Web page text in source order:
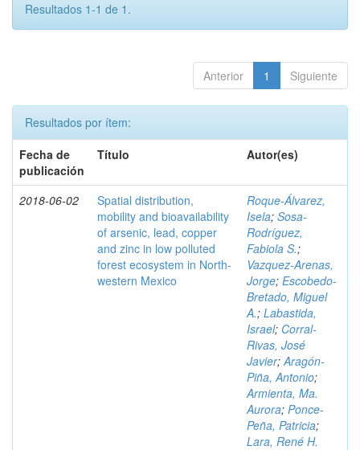
Resultados 1-1 de 1.
Anterior 1 Siguiente
Resultados por ítem:
Fecha de
publicación
Título Autor(es)
2018-06-02
Spatial distribution,
mobility and bioavailability
of arsenic, lead, copper
and zinc in low polluted
forest ecosystem in North-
western Mexico
Roque-Álvarez,
Isela; Sosa-
Rodríguez,
Fabiola S.;
Vazquez-Arenas,
Jorge; Escobedo-
Bretado, Miguel
A.; Labastida,
Israel; Corral-
Rivas, José
Javier;Aragón-
Piña, Antonio;
Armienta, Ma.
Aurora; Ponce-
Peña, Patricia;
Lara, René H.